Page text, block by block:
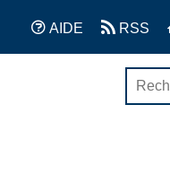
AIDE RSS